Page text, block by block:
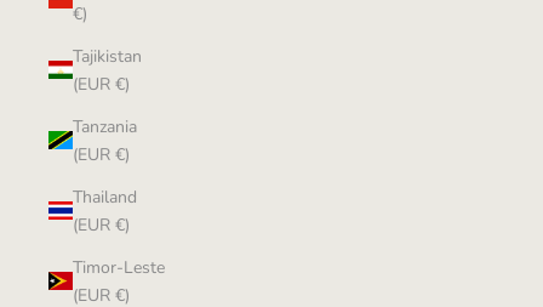
€)
Tajikistan
(EUR €)
Tanzania
(EUR €)
Thailand
(EUR €)
Timor-Leste
(EUR €)